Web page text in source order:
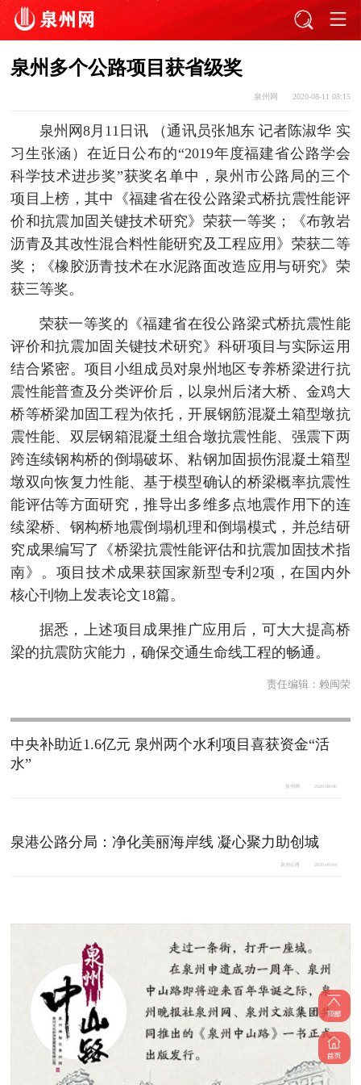
泉州多个公路项目获省级奖
泉州网 2020-08-11 08:15
泉州网8月11日讯 （通讯员张旭东 记者陈淑华 实
习生张涵）在近日公布的“2019年度福建省公路学会
科学技术进步奖”获奖名单中，泉州市公路局的三个
项目上榜，其中《福建省在役公路梁式桥抗震性能评
价和抗震加固关键技术研究》荣获一等奖；《布敦岩
沥青及其改性混合料性能研究及工程应用》荣获二等
奖；《橡胶沥青技术在水泥路面改造应用与研究》荣
获三等奖。
荣获一等奖的《福建省在役公路梁式桥抗震性能
评价和抗震加固关键技术研究》科研项目与实际运用
结合紧密。项目小组成员对泉州地区专养桥梁进行抗
震性能普查及分类评价后，以泉州后渚大桥、金鸡大
桥等桥梁加固工程为依托，开展钢筋混凝土箱型墩抗
震性能、双层钢箱混凝土组合墩抗震性能、强震下两
跨连续钢构桥的倒塌破坏、粘钢加固损伤混凝土箱型
墩双向恢复力性能、基于模型确认的桥梁概率抗震性
能评估等方面研究，推导出多维多点地震作用下的连
续梁桥、钢构桥地震倒塌机理和倒塌模式，并总结研
究成果编写了《桥梁抗震性能评估和抗震加固技术指
南》。项目技术成果获国家新型专利2项，在国内外
核心刊物上发表论文18篇。
据悉，上述项目成果推广应用后，可大大提高桥
梁的抗震防灾能力，确保交通生命线工程的畅通。
责任编辑： 赖闽荣
中央补助近1.6亿元 泉州两个水利项目喜获资金“活
水”
泉州网 2020-08-06
泉港公路分局：净化美丽海岸线 凝心聚力助创城
泉州公路 2020-08-04